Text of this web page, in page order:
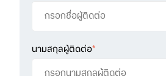
นามสกุลผู้ติดต่อ*